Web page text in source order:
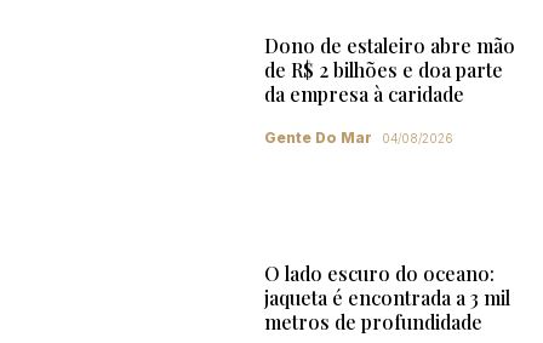
Dono de estaleiro abre mão
de R$ 2 bilhões e doa parte
da empresa à caridade
Gente Do Mar 04/08/2026
O lado escuro do oceano:
jaqueta é encontrada a 3 mil
metros de profundidade